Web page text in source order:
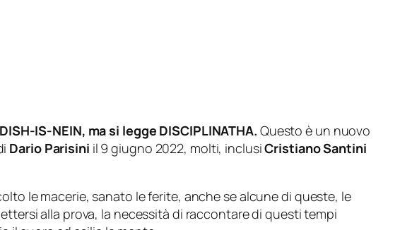
IS-NEIN, ma si legge DISCIPLINATHA. Questo è un nuovo
Dario Parisini il 9 giugno 2022, molti, inclusiCristiano Santini
le macerie, sanato le ferite, anche se alcune di queste, le
alla prova, la necessità di raccontare di questi tempi